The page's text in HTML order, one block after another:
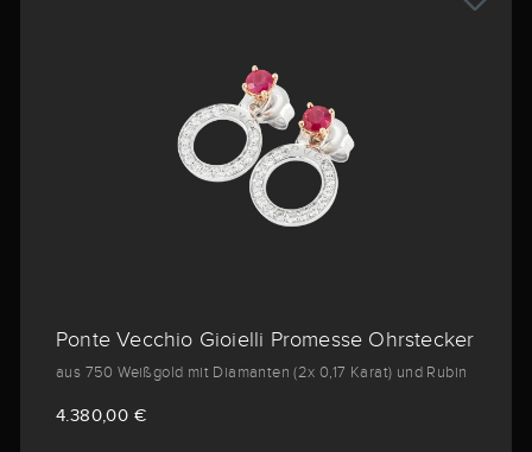
Ponte Vecchio Gioielli Promesse Ohrstecker
aus 750 Weißgold mit Diamanten (2x 0,17 Karat) und Rubin
4.380,00 €